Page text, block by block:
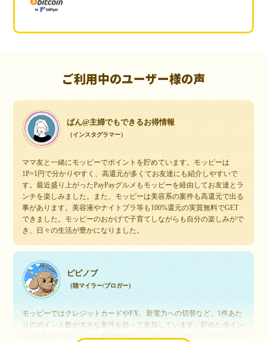
ご利用中のユーザー様の声
ぱん@主婦でもできるお得情報
（インスタグラマー）
ママ友と一緒にモッピーでポイントを貯めています。モッピーは
1P=1円で分かりやすく、高還元が多くてお友達にも紹介しやすいで
す。最近盛り上がったPayPayグルメもモッピーを経由してお友達とラ
ンチを楽しみました。また、モッピーは美容系の案件も高還元で出る
事があります。美容液やナイトブラ等も100%還元の実質無料でGET
できました。モッピーのおかげで子育てしながらも自分の楽しみがで
き、日々の生活が豊かになりました。
ピピノブ
（陸マイラー/ブロガー）
モッピーではクレジットカードやFX、新電力への切替など、1件あた
りのポイント数が大きな案件を狙って参加しています。貯めたポイン